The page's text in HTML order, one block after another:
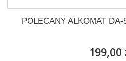
POLECANY ALKOMAT
199,00